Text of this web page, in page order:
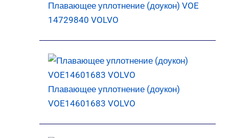
Плавающее уплотнение (доукон) VOE
14729840 VOLVO
Плавающее уплотнение (доукон)
VOE14601683 VOLVO